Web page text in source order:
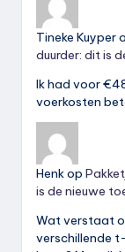
Tineke Kuyper
duurder: dit is
Ik had voor
voerkosten
Henkop
is de nieuwe
Wat verstaat
verschillende